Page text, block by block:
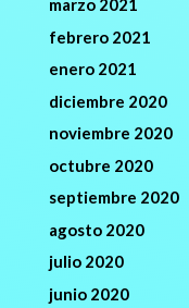
marzo 2021
febrero 2021
enero 2021
diciembre 2020
noviembre 2020
octubre 2020
septiembre 2020
agosto 2020
julio 2020
junio 2020